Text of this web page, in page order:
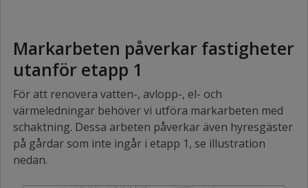
Markarbeten påverkar fastigheter
utanför etapp 1
För att renovera vatten-, avlopp-, el- och
värmeledningar behöver vi utföra markarbeten med
schaktning. Dessa arbeten påverkar även hyresgäster
på gårdar som inte ingår i etapp 1, se illustration
nedan.